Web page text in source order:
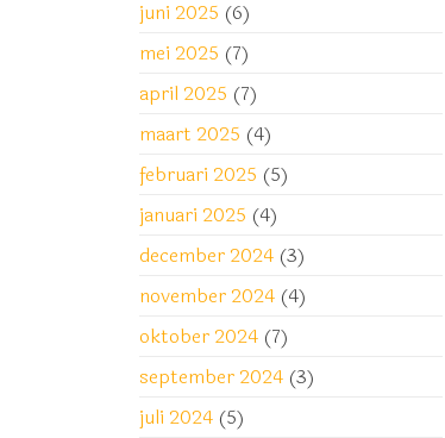
juni 2025 (6)
mei 2025 (7)
april 2025 (7)
maart 2025 (4)
februari 2025 (5)
januari 2025 (4)
december 2024 (3)
november 2024 (4)
oktober 2024 (7)
september 2024 (3)
juli 2024 (5)